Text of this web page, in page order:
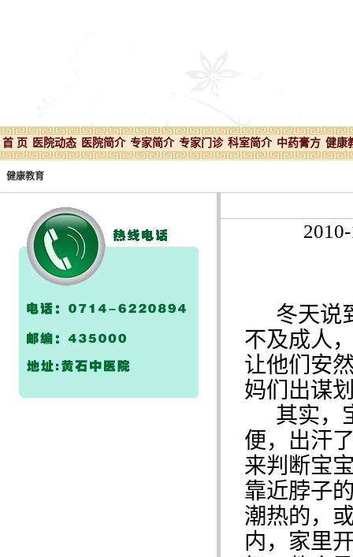
首 页 医院动态 医院简介 专家简介 专家门诊 科室简介 中药膏方 健康
健康教育
冬天说
不及成人
让他们安
妈们出谋
其实，
便，出汗
来判断宝
靠近脖子
潮热的，
内，家里